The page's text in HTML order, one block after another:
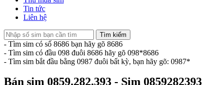
Tin tức
Liên hệ
Tìm kiếm
- Tìm sim có số 8686 bạn hãy gõ 8686
- Tìm sim có đầu 098 đuôi 8686 hãy gõ 098*8686
- Tìm sim bắt đầu bằng 0987 đuôi bất kỳ, bạn hãy gõ: 0987*
Bán sim 0859.282.393 - Sim 0859282393